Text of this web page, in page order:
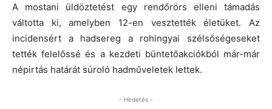
A mostani üldöztetést egy rendőrörs elleni támadás
váltotta ki, amelyben 12-en vesztették életüket. Az
incidensért a hadsereg a rohingyai szélsőségeseket
tették felelőssé és a kezdeti büntetőakciókból már-már
népirtás határát súroló hadműveletek lettek.
- Hirdetés -